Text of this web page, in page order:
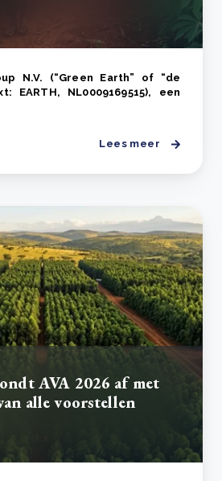
N.V. (“Green Earth” of “de
EARTH, NL0009169515), een
Lees meer
AVA 2026 af met
alle voorstellen